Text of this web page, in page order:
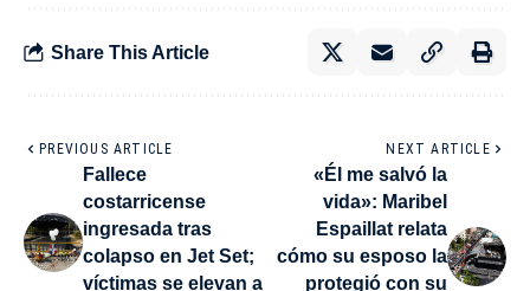
Share This Article
PREVIOUS ARTICLE
Fallece
costarricense
ingresada tras
colapso en Jet Set;
víctimas se elevan a
NEXT ARTICLE
«Él me salvó la
vida»: Maribel
Espaillat relata
cómo su esposo la
protegió con su